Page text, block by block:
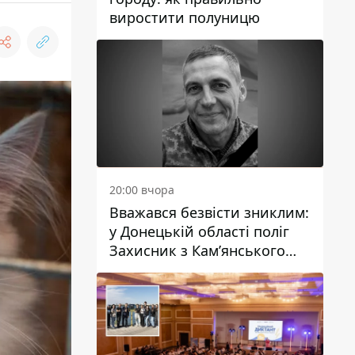
виростити полуницю
20:00 вчора
Вважався безвісти зниклим:
у Донецькій області поліг
Захисник з Кам’янського
Антон Красовський